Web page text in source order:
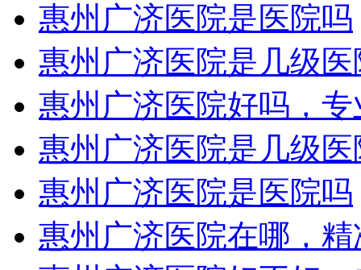
惠州广济医院是医院吗
惠州广济医院是几级医
惠州广济医院好吗，专
惠州广济医院是几级医
惠州广济医院是医院吗
惠州广济医院在哪，精